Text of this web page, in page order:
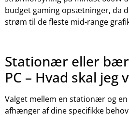
budget gaming opsætninger, da
strøm til de fleste mid-range
Stationær eller
PC – Hvad skal jeg
Valget mellem en stationær og
afhænger af dine specifikke